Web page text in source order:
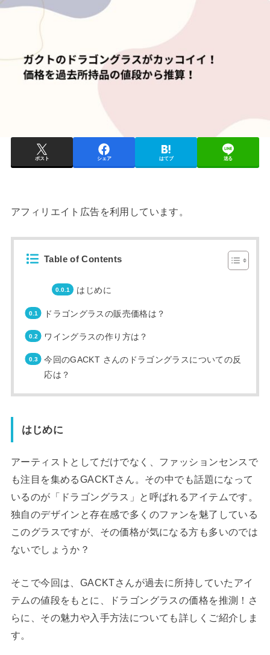
ポスト シェア はてブ 送る
アフィリエイト広告を利用しています。
Table of Contents
はじめに
ドラゴングラスの販売価格は？
ワイングラスの作り方は？
今回のGACKT さんのドラゴングラスについての反
応は？
はじめに
アーティストとしてだけでなく、ファッションセンスで
も注目を集めるGACKTさん。その中でも話題になって
いるのが「ドラゴングラス」と呼ばれるアイテムです。
独自のデザインと存在感で多くのファンを魅了している
このグラスですが、その価格が気になる方も多いのでは
ないでしょうか？
そこで今回は、GACKTさんが過去に所持していたアイ
テムの値段をもとに、ドラゴングラスの価格を推測！さ
らに、その魅力や入手方法についても詳しくご紹介しま
す。